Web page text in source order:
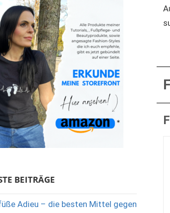
BEITRÄGE
Adieu – die besten Mittel gegen